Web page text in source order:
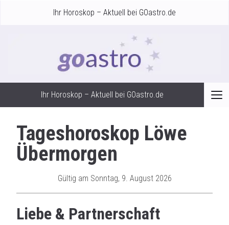
Ihr Horoskop – Aktuell bei GOastro.de
Ihr Horoskop – Aktuell bei GOastro.de
Tageshoroskop Löwe
Übermorgen
Gültig am Sonntag, 9. August 2026
Liebe & Partnerschaft